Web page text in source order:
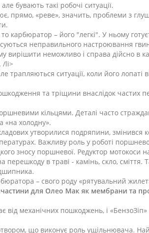
бувають такі робочі ситуації.
прямо, «реве», значить, проблеми з
карбюратор – його "легкі". У ньому
неправильного настроювання
вирішити неможливо і справа дійсно в
/li>
трапляються ситуації, коли його лопаті
та тріщини внаслідок частих
кільцями. Деталі часто
«на холодну».
утворилися подряпини, змінився
Важливу роль у роботі
зносу поршневої. Редуктор мотокоси
перешкоду в траві - камінь, скло, сміття.
– свого роду «рятувальний
для Олео Мак як мембрани та
від механічних пошкоджень, і
що виконує роль ущільнювача.